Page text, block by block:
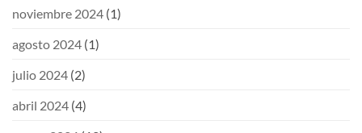
noviembre 2024 (1)
agosto 2024 (1)
julio 2024 (2)
abril 2024 (4)